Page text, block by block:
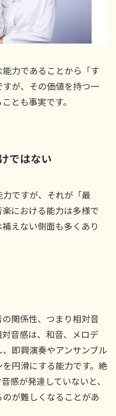
力であることから「す
が、その価値を持つ一
とも事実です。
ではない
ですが、それが「最
における能力は多様で
えない側面も多くあり
関係性、つまり相対音
音感は、和音、メロデ
即興演奏やアンサンブル
円滑にする能力です。絶
感が発達していないと、
が難しくなることがあ